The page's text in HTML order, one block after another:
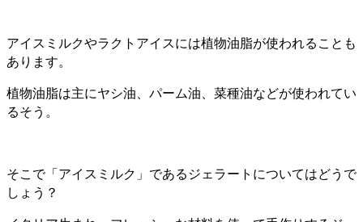
アイスミルクやラクトアイスには植物油脂が使われることも
あります。
植物油脂は主にヤシ油、パーム油、菜種油などが使われてい
るそう。
そこで「アイスミルク」であるジェラートについてはどうで
しょう？